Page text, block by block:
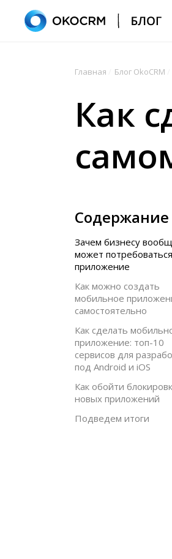
Главная Блог OkoCRM
Как
Содержание
Зачем бизнесу
может
приложение
Как можно создать
мобильное
самостоятельно
Как сделать
приложение: топ-10
сервисов для
под Android и iOS
Как обойти
новых приложений
Подведем итоги